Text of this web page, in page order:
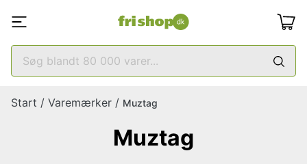
Start / Varemærker / Muztag
Muztag